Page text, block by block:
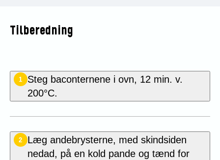
Tilberedning
1
Steg baconternene i ovn, 12 min. v.
200°C.
2
Læg andebrysterne, med skindsiden
nedad, på en kold pande og tænd for